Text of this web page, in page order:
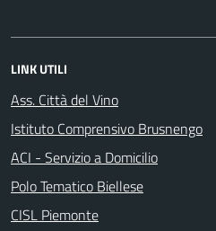
LINK UTILI
Ass. Città del Vino
Istituto Comprensivo Brusnengo
ACI - Servizio a Domicilio
Polo Tematico Biellese
CISL Piemonte